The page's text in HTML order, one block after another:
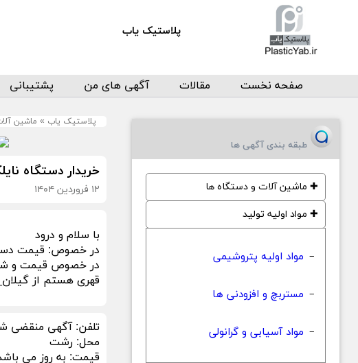
پلاستیک یاب
صفحه نخست مقالات آگهی های من پشتیبانی
پلاستیک یاب » ماشین
خریدار دستگاه
۱۲ فروردین ۱۴۰۴
با سلام و درود
در خصوص: قیمت
در خصوص قیمت و
قهری هستم از
تلفن:آگهی منقضی
محل:رشت
قیمت: به روز می
طبقه بندی آگهی ها
✚ماشین آلات و دستگاه ها
✚مواد اولیه تولید
− مواد اولیه پتروشیمی
− مستربچ و افزودنی ها
− مواد آسیابی و گرانولی